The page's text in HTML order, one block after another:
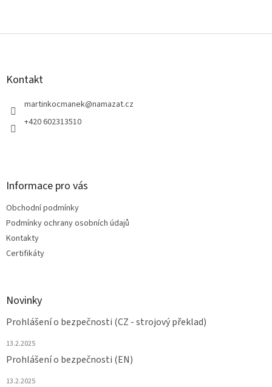
Z
Kontakt
martinkocmanek@namazat.cz
+420 602313510
Informace pro vás
Obchodní podmínky
Podmínky ochrany osobních údajů
Kontakty
Certifikáty
Novinky
Prohlášení o bezpečnosti (CZ - strojový překlad)
13.2.2025
Prohlášení o bezpečnosti (EN)
13.2.2025